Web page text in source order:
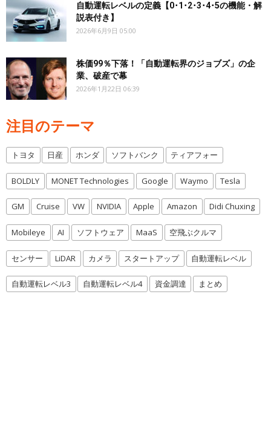
自動運転レベルの定義【0･1･2･3･4･5の機能・解
説表付き】
2026年6月9日 05:00
株価99％下落！「自動運転界のジョブズ」の企
業、破産で幕
2026年1月22日 06:39
注目のテーマ
トヨタ 日産 ホンダ ソフトバンク ティアフォー
BOLDLY MONET Technologies Google Waymo Tesla
GM Cruise VW NVIDIA Apple Amazon Didi Chuxing
Mobileye AI ソフトウェア MaaS 空飛ぶクルマ
センサー LiDAR カメラ スタートアップ 自動運転レベル
自動運転レベル3 自動運転レベル4 資金調達 まとめ